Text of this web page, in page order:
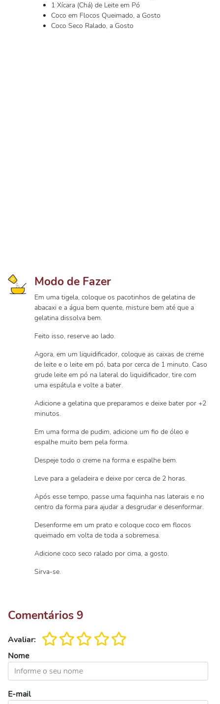
1 Xícara (Chá) de Leite em Pó
Coco em Flocos Queimado, a Gosto
Coco Seco Ralado, a Gosto
Modo de Fazer
Em uma tigela, coloque os pacotinhos de gelatina de
abacaxi e a água bem quente, misture bem até que a
gelatina dissolva bem.
Feito isso, reserve ao lado.
Agora, em um liquidificador, coloque as caixas de creme
de leite e o leite em pó, bata por cerca de 1 minuto. Caso
grude leite em pó na lateral do liquidificador, tire com
uma espátula e volte a bater.
Adicione a gelatina que preparamos e deixe bater por +2
minutos.
Em uma forma de pudim, adicione um fio de óleo e
espalhe muito bem pela forma.
Despeje todo o creme na forma e espalhe bem.
Leve para a geladeira e deixe por cerca de 2 horas.
Após esse tempo, passe uma faquinha nas laterais e no
centro da forma para ajudar a desgrudar e desenformar.
Desenforme em um prato e coloque coco em flocos
queimado em volta de toda a sobremesa.
Adicione coco seco ralado por cima, a gosto.
Sirva-se.
Comentários 9
Avaliar:
Nome
E-mail